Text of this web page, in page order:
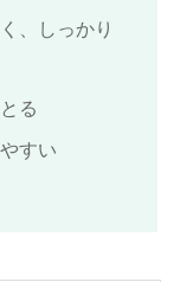
、しっかり
る
すい